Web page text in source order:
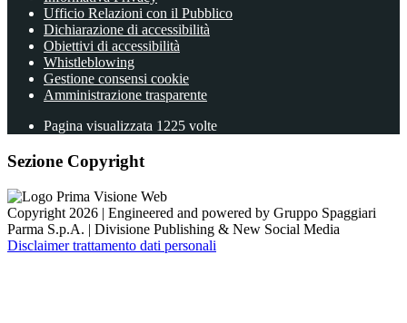
Ufficio Relazioni con il Pubblico
Dichiarazione di accessibilità
Obiettivi di accessibilità
Whistleblowing
Gestione consensi cookie
Amministrazione trasparente
Pagina visualizzata 1225 volte
Sezione Copyright
Copyright 2026 | Engineered and powered by Gruppo Spaggiari
Parma S.p.A. | Divisione Publishing & New Social Media
Disclaimer trattamento dati personali